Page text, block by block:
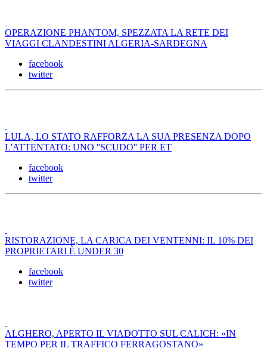
OPERAZIONE PHANTOM, SPEZZATA LA RETE DEI
VIAGGI CLANDESTINI ALGERIA-SARDEGNA
facebook
twitter
LULA, LO STATO RAFFORZA LA SUA PRESENZA DOPO
L'ATTENTATO: UNO ''SCUDO'' PER ET
facebook
twitter
RISTORAZIONE, LA CARICA DEI VENTENNI: IL 10% DEI
PROPRIETARI È UNDER 30
facebook
twitter
ALGHERO, APERTO IL VIADOTTO SUL CALICH: «IN
TEMPO PER IL TRAFFICO FERRAGOSTANO»